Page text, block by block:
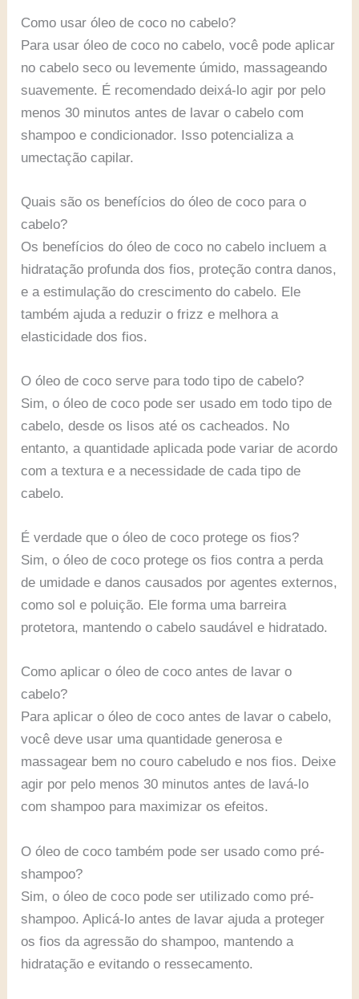
Como usar óleo de coco no cabelo?
Para usar óleo de coco no cabelo, você pode aplicar
no cabelo seco ou levemente úmido, massageando
suavemente. É recomendado deixá-lo agir por pelo
menos 30 minutos antes de lavar o cabelo com
shampoo e condicionador. Isso potencializa a
umectação capilar.
Quais são os benefícios do óleo de coco para o
cabelo?
Os benefícios do óleo de coco no cabelo incluem a
hidratação profunda dos fios, proteção contra danos,
e a estimulação do crescimento do cabelo. Ele
também ajuda a reduzir o frizz e melhora a
elasticidade dos fios.
O óleo de coco serve para todo tipo de cabelo?
Sim, o óleo de coco pode ser usado em todo tipo de
cabelo, desde os lisos até os cacheados. No
entanto, a quantidade aplicada pode variar de acordo
com a textura e a necessidade de cada tipo de
cabelo.
É verdade que o óleo de coco protege os fios?
Sim, o óleo de coco protege os fios contra a perda
de umidade e danos causados por agentes externos,
como sol e poluição. Ele forma uma barreira
protetora, mantendo o cabelo saudável e hidratado.
Como aplicar o óleo de coco antes de lavar o
cabelo?
Para aplicar o óleo de coco antes de lavar o cabelo,
você deve usar uma quantidade generosa e
massagear bem no couro cabeludo e nos fios. Deixe
agir por pelo menos 30 minutos antes de lavá-lo
com shampoo para maximizar os efeitos.
O óleo de coco também pode ser usado como pré-
shampoo?
Sim, o óleo de coco pode ser utilizado como pré-
shampoo. Aplicá-lo antes de lavar ajuda a proteger
os fios da agressão do shampoo, mantendo a
hidratação e evitando o ressecamento.